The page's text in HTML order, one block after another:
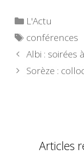
Catégories
L'Actu
Étiquettes
conférences
Albi : soirées
Sorèze :
Articles